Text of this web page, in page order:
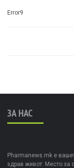
Error9
ЗА НАС
Pharmanews.mk е
здрав живот. Место за